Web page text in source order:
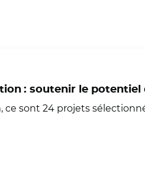
: soutenir le
ce sont 24 projets